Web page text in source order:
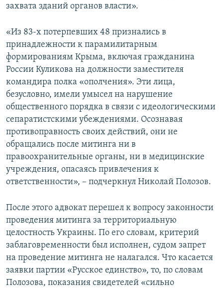
захвата зданий органов власти».
«Из 83-х потерпевших 48 признались в
принадлежности к парамилитарным
формированиям Крыма, включая гражданина
России Куликова на должности заместителя
командира полка «ополчения». Эти лица,
безусловно, имели умысел на нарушение
общественного порядка в связи с идеологическими
сепаратистскими убеждениями. Осознавая
противоправность своих действий, они не
обращались после митинга ни в
правоохранительные органы, ни в медицинские
учреждения, опасаясь привлечения к
ответственности», – подчеркнул Николай Полозов.
После этого адвокат перешел к вопросу законности
проведения митинга за территориальную
целостность Украины. По его словам, критерий
заблаговременности был исполнен, судом запрет
на проведение митинга не налагался. Что касается
заявки партии «Русское единство», то, по словам
Полозова, показания свидетелей «сильно